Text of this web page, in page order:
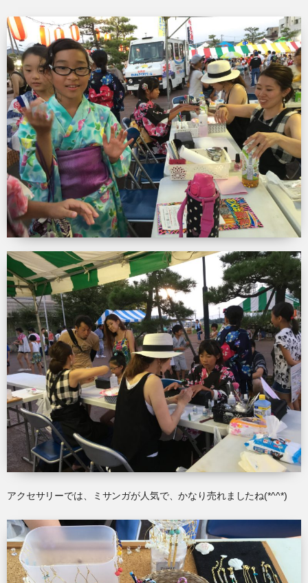
アクセサリーでは、ミサンガが人気で、かなり売れましたね(*^^*)